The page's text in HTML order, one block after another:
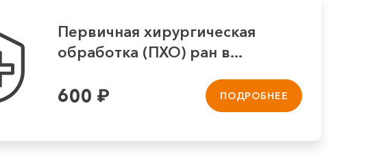
Первичная хирургическая
обработка (ПХО) ран в...
600 ₽ ПОДРОБНЕЕ